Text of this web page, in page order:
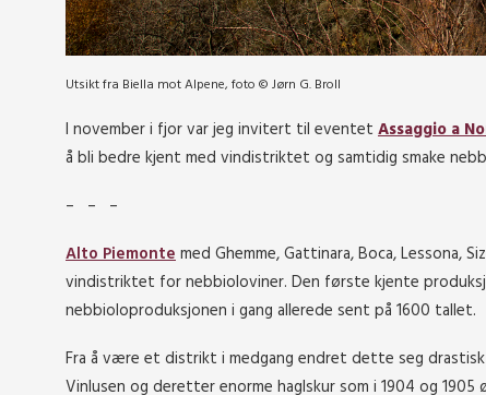
Utsikt fra Biella mot Alpene, foto © Jørn G. Broll
I november i fjor var jeg invitert til eventet Assaggio a
å bli bedre kjent med vindistriktet og samtidig smake
– – –
Alto Piemontemed Ghemme, Gattinara, Boca, Lessona,
vindistriktet for nebbioloviner. Den første kjente
nebbioloproduksjonen i gang allerede sent på 1600 tallet.
Fra å være et distrikt i medgang endret dette seg drastisk
Vinlusen og deretter enorme haglskur som i 1904 og